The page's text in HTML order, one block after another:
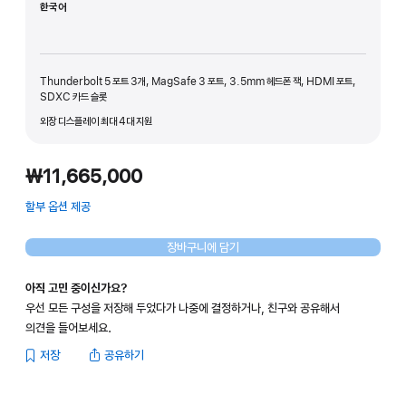
한국어
Thunderbolt 5 포트 3개, MagSafe 3 포트, 3.5mm 헤드폰 잭, HDMI 포트,
SDXC 카드 슬롯
외장 디스플레이 최대 4대 지원
₩11,665,000
할부 옵션 제공
열림)
장바구니에 담기
아직 고민 중이신가요?
우선 모든 구성을 저장해 두었다가 나중에 결정하거나, 친구와 공유해서
의견을 들어보세요.
저장
공유하기